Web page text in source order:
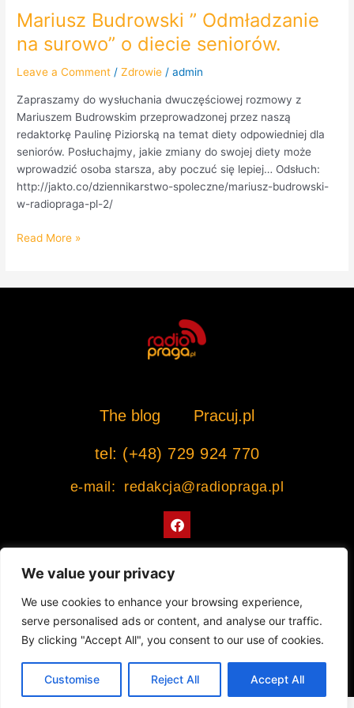
We value your privacy
We use cookies to enhance your browsing experience,
serve personalised ads or content, and analyse our traffic.
By clicking "Accept All", you consent to our use of cookies.
Customise Reject All Accept All
Mariusz Budrowski ” Odmładzanie
na surowo” o diecie seniorów.
Leave a Comment /Zdrowie /admin
Zapraszamy do wysłuchania dwuczęściowej rozmowy z
Mariuszem Budrowskim przeprowadzonej przez naszą
redaktorkę Paulinę Piziorską na temat diety odpowiedniej dla
seniorów. Posłuchajmy, jakie zmiany do swojej diety może
wprowadzić osoba starsza, aby poczuć się lepiej… Odsłuch:
http://jakto.co/dziennikarstwo-spoleczne/mariusz-budrowski-
w-radiopraga-pl-2/
Read More »
The blog Pracuj.pl
tel: (+48) 729 924 770
e-mail: redakcja@radiopraga.pl
F
a
c
o
k
Współpracujemy z Muzeum Warszawskiej Pragi
© 2022 All rights Reserved. Radiopraga.pl
Projekt strony internetowej: tomasz-kaminski.pl